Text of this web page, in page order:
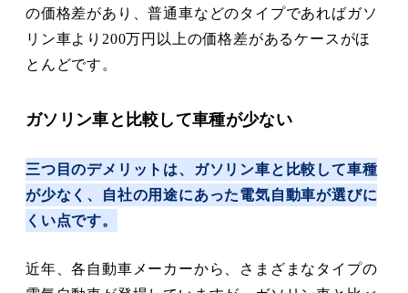
の価格差があり、普通車などのタイプであればガソ
リン車より200万円以上の価格差があるケースがほ
とんどです。
ガソリン車と比較して車種が少ない
三つ目のデメリットは、ガソリン車と比較して車種
が少なく、自社の用途にあった電気自動車が選びに
くい点です。
近年、各自動車メーカーから、さまざまなタイプの